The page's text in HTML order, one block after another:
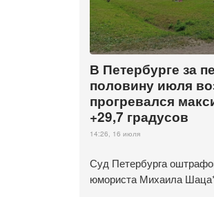
В Петербурге за
половину июля
прогревался
+29,7 градусов
14:26, 16 июля
Суд Петербурга
юмориста Михаила